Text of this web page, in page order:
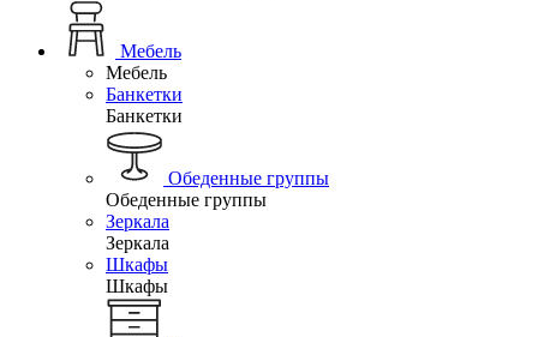
Мебель
Мебель
Банкетки
Банкетки
Обеденные группы
Обеденные группы
Зеркала
Зеркала
Шкафы
Шкафы